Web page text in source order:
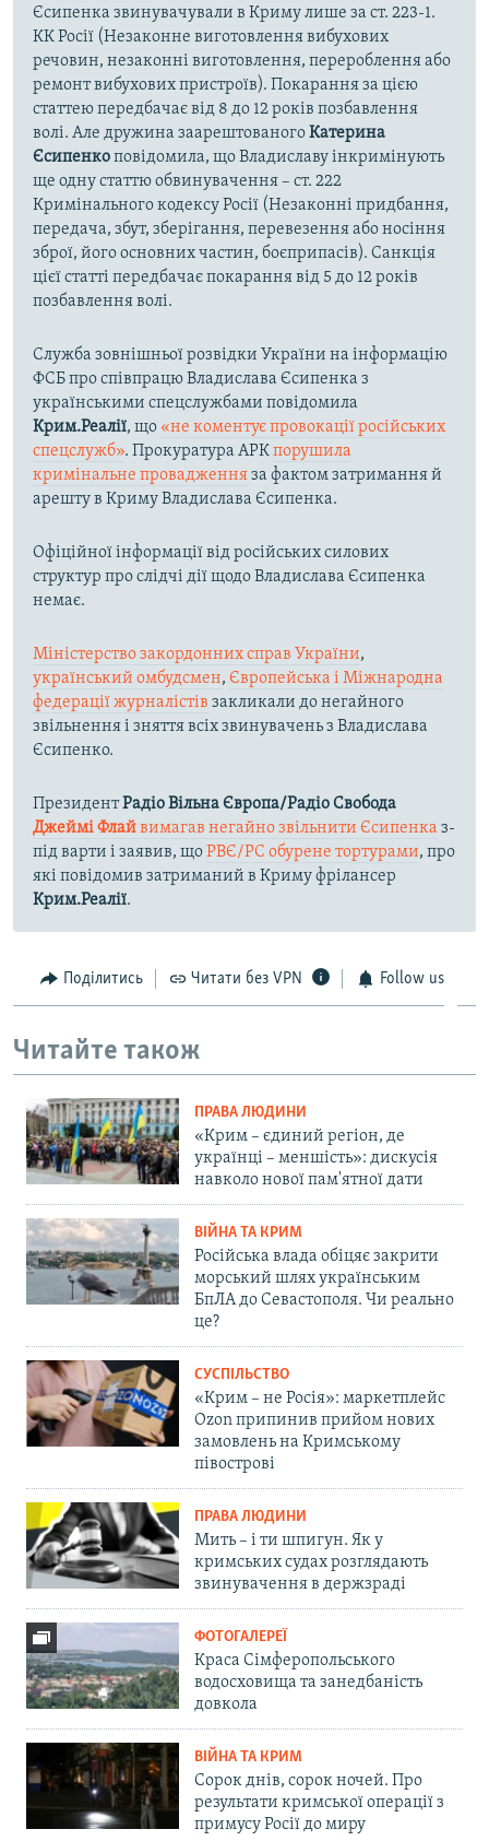
Єсипенка звинувачували в Криму лише за ст. 223-1.
КК Росії (Незаконне виготовлення вибухових
речовин, незаконні виготовлення, перероблення або
ремонт вибухових пристроїв). Покарання за цією
статтею передбачає від 8 до 12 років позбавлення
волі. Але дружина заарештованогоКатерина
Єсипенкоповідомила, що Владиславу інкримінують
ще одну статтю обвинувачення – ст. 222
Кримінального кодексу Росії (Незаконні придбання,
передача, збут, зберігання, перевезення або носіння
зброї, його основних частин, боєприпасів). Санкція
цієї статті передбачає покарання від 5 до 12 років
позбавлення волі.
Служба зовнішньої розвідки України на інформацію
ФСБ про співпрацю Владислава Єсипенка з
українськими спецслужбами повідомила
Крим.Реалії, що «не коментує провокації російських
спецслужб». Прокуратура АРКпорушила
кримінальне провадженняза фактом затримання й
арешту в Криму Владислава Єсипенка.
Офіційної інформації від російських силових
структур про слідчі дії щодо Владислава Єсипенка
немає.
Міністерство закордонних справ України,
український омбудсмен, Європейська і Міжнародна
федерації журналістів закликали до негайного
звільнення і зняття всіх звинувачень з Владислава
Єсипенко.
ПрезидентРадіо Вільна Європа/Радіо Свобода
Джеймі Флайвимагав негайно звільнити Єсипенка з-
під варти і заявив, щоРВЄ/РС обурене тортурами, про
які повідомив затриманий в Криму фрілансер
Крим.Реалії.
Поділитись Читати без VPN Follow us
Читайте також
ПРАВА ЛЮДИНИ
«Крим – єдиний регіон, де
українці – меншість»: дискусія
навколо нової пам'ятної дати
ВІЙНА ТА КРИМ
Російська влада обіцяє закрити
морський шлях українським
БпЛА до Севастополя. Чи реально
це?
СУСПІЛЬСТВО
«Крим – не Росія»: маркетплейс
Ozon припинив прийом нових
замовлень на Кримському
півострові
ПРАВА ЛЮДИНИ
Мить – і ти шпигун. Як у
кримських судах розглядають
звинувачення в держзраді
ФОТОГАЛЕРЕЇ
Краса Сімферопольського
водосховища та занедбаність
довкола
ВІЙНА ТА КРИМ
Сорок днів, сорок ночей. Про
результати кримської операції з
примусу Росії до миру